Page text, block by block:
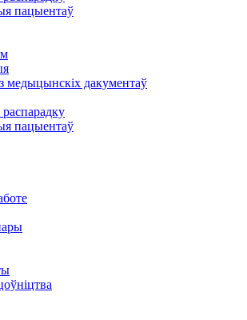
пацыентаў
медыцынскіх дакументаў
пацыентаў